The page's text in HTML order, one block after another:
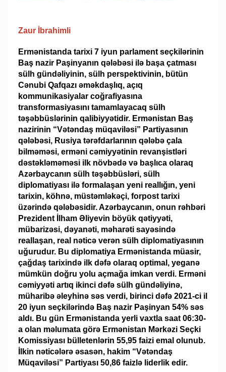
Zaur İbrahimli
Ermənistanda tarixi 7 iyun parlament seçkilərinin
Baş nazir Paşinyanın qələbəsi ilə başa çatması
sülh gündəliyinin, sülh perspektivinin, bütün
Cənubi Qafqazı əməkdaşlıq, açıq
kommunikasiyalar coğrafiyasına
transformasiyasını tamamlayacaq sülh
təşəbbüslərinin qalibiyyətidir. Ermənistan Baş
nazirinin “Vətəndaş müqaviləsi” Partiyasının
qələbəsi, Rusiya tərəfdarlarının qələbə çala
bilməməsi, erməni cəmiyyətinin revanşistləri
dəstəkləməməsi ilk növbədə və başlıca olaraq
Azərbaycanın sülh təşəbbüsləri, sülh
diplomatiyası ilə formalaşan yeni reallığın, yeni
tarixin, köhnə, müstəmləkəçi, forpost tarixi
üzərində qələbəsidir. Azərbaycanın, onun rəhbəri
Prezident İlham Əliyevin böyük qətiyyəti,
mübarizəsi, dəyanəti, məharəti sayəsində
reallaşan, real nəticə verən sülh diplomatiyasının
uğurudur. Bu diplomatiya Ermənistanda müasir,
çağdaş tarixində ilk dəfə olaraq optimal, yeganə
mümkün doğru yolu açmağa imkan verdi. Erməni
cəmiyyəti artıq ikinci dəfə sülh gündəliyinə,
müharibə əleyhinə səs verdi, birinci dəfə 2021-ci il
20 iyun seçkilərində Baş nazir Paşinyan 54% səs
aldı. Bu gün Ermənistanda yerli vaxtla saat 06:30-
a olan məlumata görə Ermənistan Mərkəzi Seçki
Komissiyası bülletenlərin 55,95 faizi emal olunub.
İlkin nəticələrə əsasən, hakim “Vətəndaş
Müqaviləsi” Partiyası 50,86 faizlə liderlik edir.